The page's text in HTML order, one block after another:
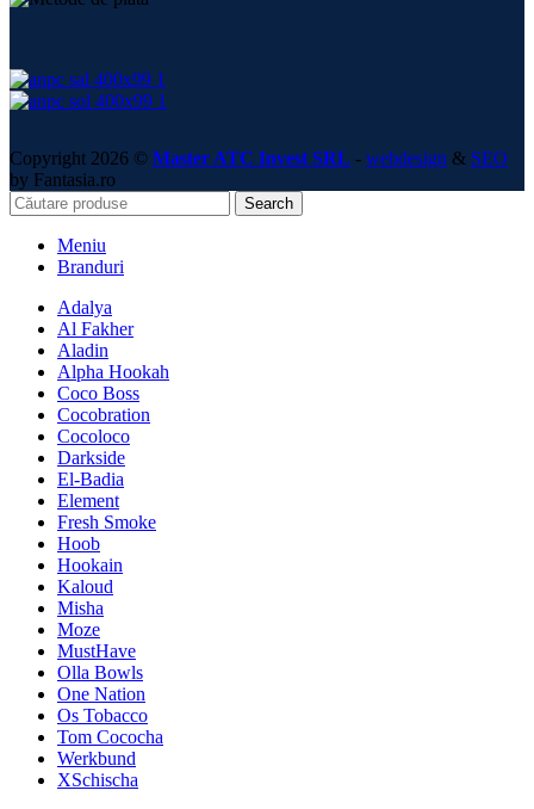
Copyright 2026 © Master ATC Invest SRL - webdesign & SEO
by Fantasia.ro
Search
Meniu
Branduri
Adalya
Al Fakher
Aladin
Alpha Hookah
Coco Boss
Cocobration
Cocoloco
Darkside
El-Badia
Element
Fresh Smoke
Hoob
Hookain
Kaloud
Misha
Moze
MustHave
Olla Bowls
One Nation
Os Tobacco
Tom Cococha
Werkbund
XSchischa